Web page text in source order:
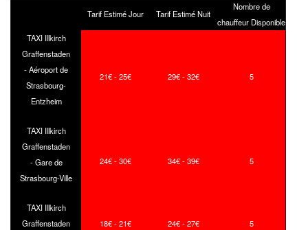
Tarif Estimé Jour Tarif Estimé Nuit
Nombre de
chauffeur Disponible
TAXI Illkirch
Graffenstaden
- Aéroport de
Strasbourg-
Entzheim
21€ - 25€ 29€ - 32€ 5
TAXI Illkirch
Graffenstaden
- Gare de
Strasbourg-Ville
24€ - 30€ 34€ - 39€ 5
TAXI Illkirch
Graffenstaden
18€ - 21€ 24€ - 27€ 5